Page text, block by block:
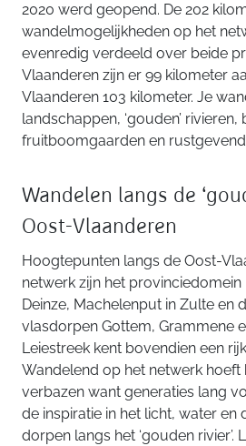
2020 werd geopend. De 202
wandelmogelijkheden op het
evenredig verdeeld over beide
Vlaanderen zijn er 99 kilometer
Vlaanderen 103 kilometer. Je
landschappen, ‘gouden’ rivieren,
fruitboomgaarden en
Wandelen langs de
Oost-Vlaanderen
Hoogtepunten langs de Oost-
netwerk zijn het provinciedomein
Deinze, Machelenput in Zulte en
vlasdorpen Gottem, Grammene
Leiestreek kent bovendien een
Wandelend op het netwerk hoeft
verbazen want generaties lang
de inspiratie in het licht, water en
dorpen langs het ‘gouden rivier’.